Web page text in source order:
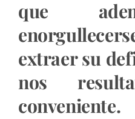
que
extraer su
nos
conveniente.